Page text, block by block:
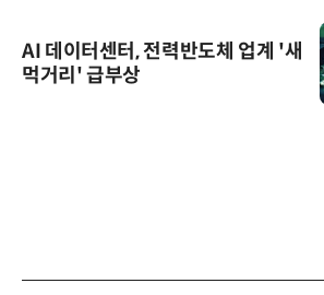
AI 데이터센터, 전력반도체 업계 '새
먹거리' 급부상